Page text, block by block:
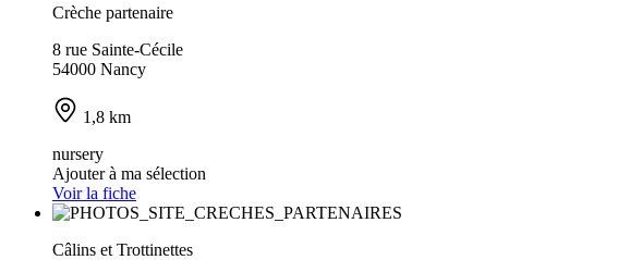
Crèche partenaire
8 rue Sainte-Cécile
54000 Nancy
1,8 km
nursery
Ajouter à ma sélection
Voir la fiche
Câlins et Trottinettes